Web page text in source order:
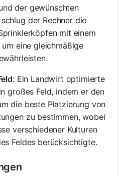
der gewünschten
der Rechner die
mit einem
um eine gleichmäßige
: Ein Landwirt optimierte
großes Feld, indem er den
die beste Platzierung von
zu bestimmen, wobei
verschiedener Kulturen
Feldes berücksichtigte.